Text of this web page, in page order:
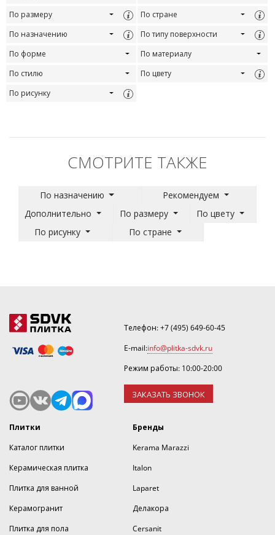
По размеру
По стране
По назначению
По типу поверхности
По форме
По материалу
По стилю
По цвету
По рисунку
СМОТРИТЕ ТАКЖЕ
По назначению
Рекомендуем
Дополнительно
По размеру
По цвету
По рисунку
По стране
Телефон:+7 (495) 649-60-45
E-mail:info@plitka-sdvk.ru
Режим работы: 10:00-20:00
ЗАКАЗАТЬ ЗВОНОК
Плитки
Каталог плитки
Керамическая плитка
Плитка для ванной
Керамогранит
Плитка для пола
Бренды
Kerama Marazzi
Italon
Laparet
Делакора
Cersanit